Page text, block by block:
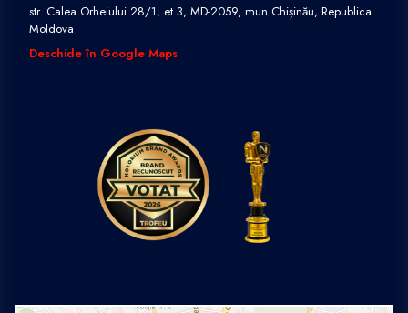
str. Calea Orheiului 28/1, et.3, MD-2059, mun.Chișinău, Republica
Moldova
Deschide în Google Maps